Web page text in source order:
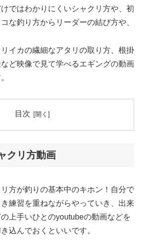
ではわかりにくいシャクリ方や、初
な釣り方からリーダーの結び方や、
イカの繊細なアタリの取り方、根掛
ど映像で見て学べるエギングの動画
目次
クリ方動画
方が釣りの基本中のキホン！自分で
練習を重ねながらやっていき、出来
上手いひとのyoutubeの動画などを
込んでおくといいです。